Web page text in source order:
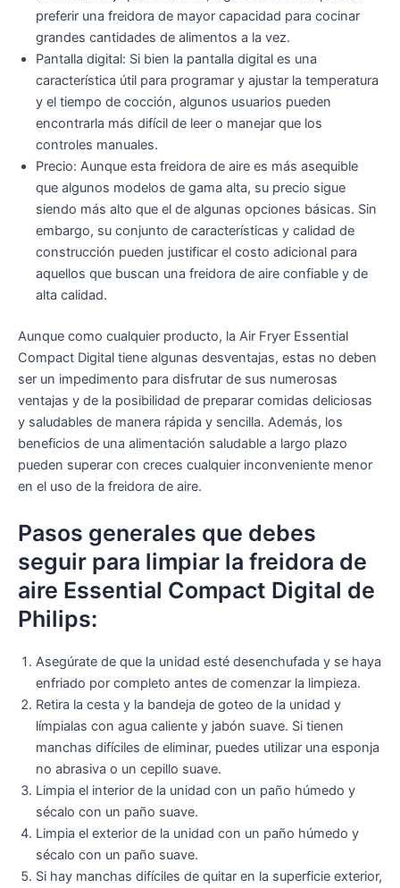
preferir una freidora de mayor capacidad para cocinar
grandes cantidades de alimentos a la vez.
Pantalla digital: Si bien la pantalla digital es una
característica útil para programar y ajustar la temperatura
y el tiempo de cocción, algunos usuarios pueden
encontrarla más difícil de leer o manejar que los
controles manuales.
Precio: Aunque esta freidora de aire es más asequible
que algunos modelos de gama alta, su precio sigue
siendo más alto que el de algunas opciones básicas. Sin
embargo, su conjunto de características y calidad de
construcción pueden justificar el costo adicional para
aquellos que buscan una freidora de aire confiable y de
alta calidad.
Aunque como cualquier producto, la Air Fryer Essential
Compact Digital tiene algunas desventajas, estas no deben
ser un impedimento para disfrutar de sus numerosas
ventajas y de la posibilidad de preparar comidas deliciosas
y saludables de manera rápida y sencilla. Además, los
beneficios de una alimentación saludable a largo plazo
pueden superar con creces cualquier inconveniente menor
en el uso de la freidora de aire.
Pasos generales que debes
seguir para limpiar la freidora de
aire Essential Compact Digital de
Philips:
Asegúrate de que la unidad esté desenchufada y se haya
enfriado por completo antes de comenzar la limpieza.
Retira la cesta y la bandeja de goteo de la unidad y
límpialas con agua caliente y jabón suave. Si tienen
manchas difíciles de eliminar, puedes utilizar una esponja
no abrasiva o un cepillo suave.
Limpia el interior de la unidad con un paño húmedo y
sécalo con un paño suave.
Limpia el exterior de la unidad con un paño húmedo y
sécalo con un paño suave.
Si hay manchas difíciles de quitar en la superficie exterior,